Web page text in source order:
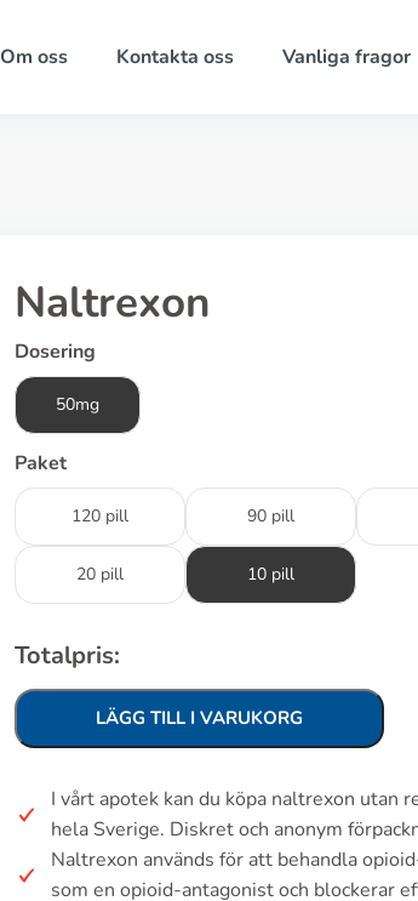
Om oss Kontakta oss Vanliga fragor
Naltrexon
Dosering
50mg
Paket
120 pill 90 pill
20 pill 10 pill
Totalpris:
LÄGG TILL I VARUKORG
I vårt apotek kan du köpa naltrexon utan
hela Sverige. Diskret och anonym
Naltrexon används för att behandla
som en opioid-antagonist och blockerar